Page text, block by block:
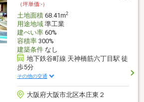
（坪単価:-）
土地面積68.41m2
用途地域準工業
建ぺい率60%
容積率300%
建築条件なし
地下鉄谷町線 天神橋筋六丁目駅 徒
歩5分
その他の交通
大阪府大阪市北区本庄東２